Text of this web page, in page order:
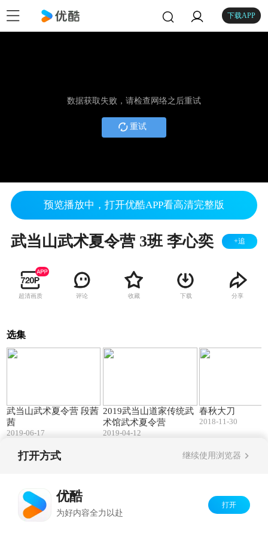
下载APP
数据获取失败，请检查网络之后重试
重试
预览播放中，打开优酷APP看高清完整版
武当山武术夏令营 3班 李心奕 +追
超清画质 评论 收藏 下载 分享
选集
武当山武术夏令营 段茜
茜
2019-06-17
2019武当山道家传统武
术馆武术夏令营
2019-04-12
春秋大刀
2018-11-30
打开方式 继续使用浏览器
优酷
为好内容全力以赴
打开